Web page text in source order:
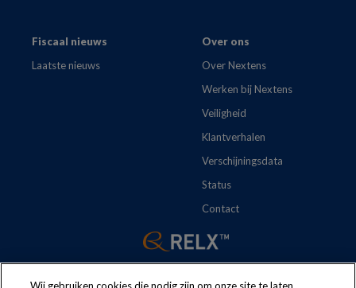
Fiscaal nieuws
Laatste nieuws
Over ons
Over Nextens
Werken bij Nextens
Veiligheid
Klantverhalen
Verschijningsdata
Status
Contact